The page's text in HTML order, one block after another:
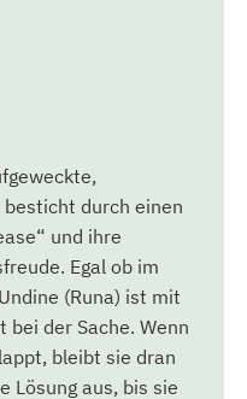
am Fahrrad durch
ruhig und
ist sehr
ist sie auch in der
Grenzen zu
wird. Als
und höfliche
anderer